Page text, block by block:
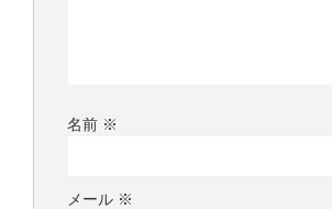
名前 ※
メール ※